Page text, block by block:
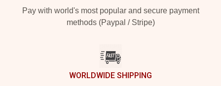
Pay with world's most popular and secure payment
methods (Paypal / Stripe)
WORLDWIDE SHIPPING